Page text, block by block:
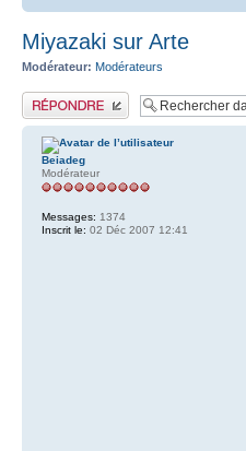
Miyazaki sur Arte
Modérateur: Modérateurs
Publier une réponse
Beiadeg
Modérateur
Messages: 1374
Inscrit le: 02 Déc 2007 12:41